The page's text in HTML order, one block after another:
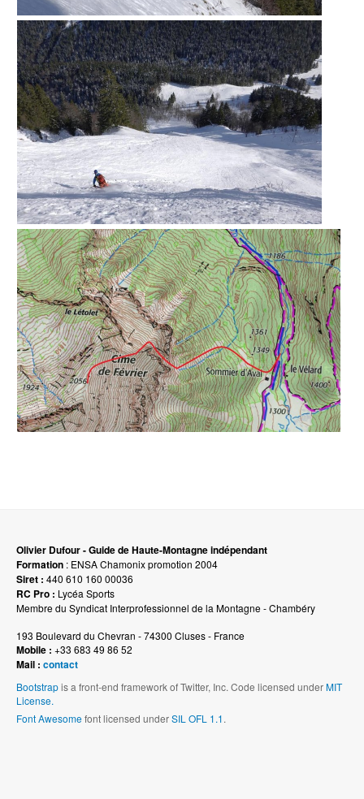
Olivier Dufour - Guide de Haute-Montagne indépendant
Formation : ENSA Chamonix promotion 2004
Siret : 440 610 160 00036
RC Pro : Lycéa Sports
Membre du Syndicat Interprofessionnel de la Montagne - Chambéry
193 Boulevard du Chevran - 74300 Cluses - France
Mobile : +33 683 49 86 52
Mail : contact
Bootstrapis a front-end framework of Twitter, Inc. Code licensed underMIT
License.
Font Awesomefont licensed underSIL OFL 1.1.